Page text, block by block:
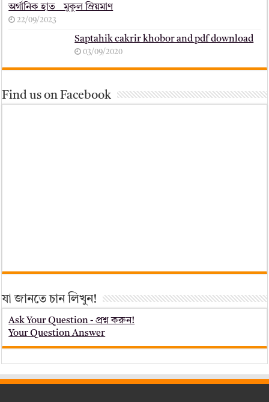
অর্গানিক হাত _ মুকুল ম্রিয়মাণ
22/09/2023
Saptahik cakrir khobor and pdf download
03/09/2020
Find us on Facebook
যা জানতে চান লিখুন!
Ask Your Question - প্রশ্ন করুন!
Your Question Answer